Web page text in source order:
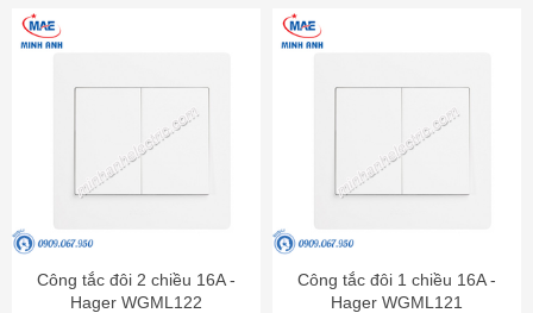
Công tắc đôi 2 chiều 16A -
Hager WGML122
Công tắc đôi 1 chiều 16A -
Hager WGML121